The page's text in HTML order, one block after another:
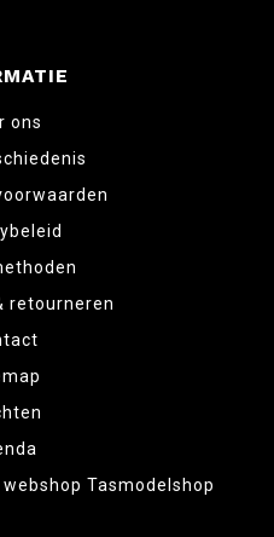
ons
retourneren
Tasmodelshop